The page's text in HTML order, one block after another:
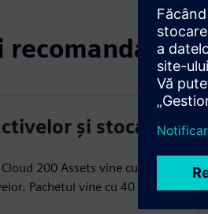
recomandate
și stocarea
200 Assets vine cu 14000
Pachetul vine cu 40 GB de